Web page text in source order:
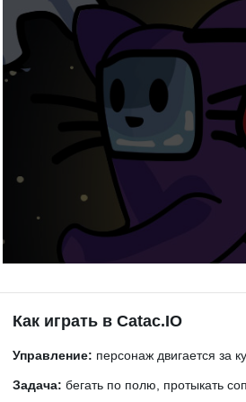
Как играть в Catac.IO
Управление: персонаж двигается за
Задача: бегать по полю, протыкать